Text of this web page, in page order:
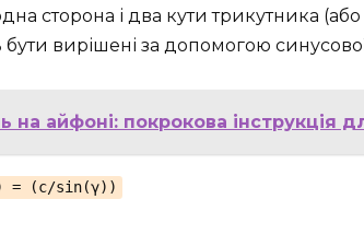
сторона і два кути трикутника (або
вирішені за допомогою
на айфоні: покрокова інструкція
= (c/sin(γ))